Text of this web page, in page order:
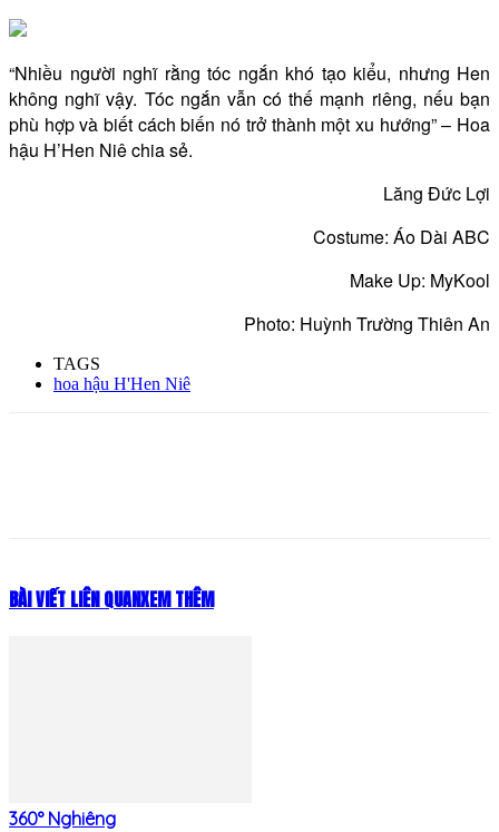
“Nhiều người nghĩ rằng tóc ngắn khó tạo kiểu, nhưng Hen
không nghĩ vậy. Tóc ngắn vẫn có thế mạnh riêng, nếu bạn
phù hợp và biết cách biến nó trở thành một xu hướng” – Hoa
hậu H’Hen Niê chia sẻ.
Lăng Đức Lợi
Costume: Áo Dài ABC
Make Up: MyKool
Photo: Huỳnh Trường Thiên An
TAGS
hoa hậu H'Hen Niê
BÀI VIẾT LIÊN QUANXEM THÊM
360° Nghiêng